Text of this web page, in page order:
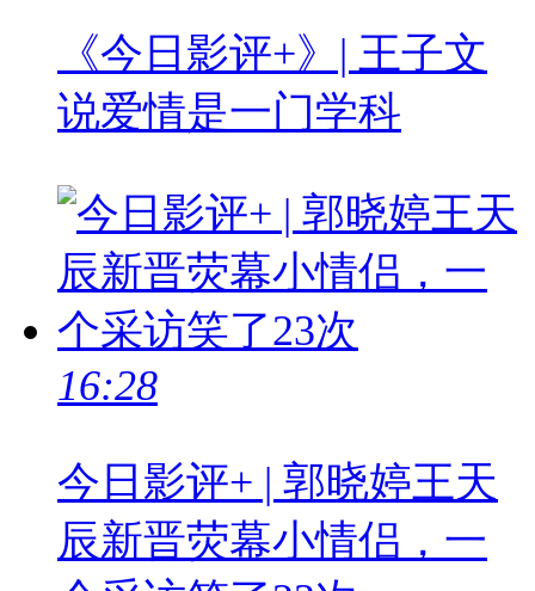
《今日影评+》| 王子文
说爱情是一门学科
16:28
今日影评+ | 郭晓婷王天
辰新晋荧幕小情侣，一